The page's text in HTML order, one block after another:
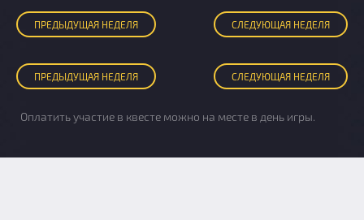
ПРЕДЫДУЩАЯ НЕДЕЛЯ СЛЕДУЮЩАЯ НЕДЕЛЯ
ПРЕДЫДУЩАЯ НЕДЕЛЯ СЛЕДУЮЩАЯ НЕДЕЛЯ
Оплатить участие в квесте можно на месте в день игры.